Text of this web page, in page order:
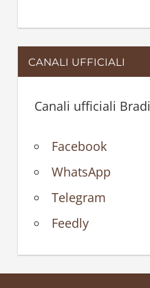
CANALI UFFICIALI
Canali ufficiali
Facebook
WhatsApp
Telegram
Feedly